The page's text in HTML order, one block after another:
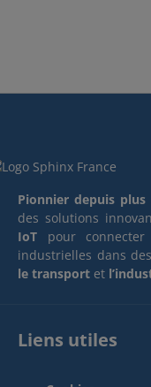
Pionnier depuis plus
des solutions
IoT pour
industrielles dans
le transport et
Liens utiles